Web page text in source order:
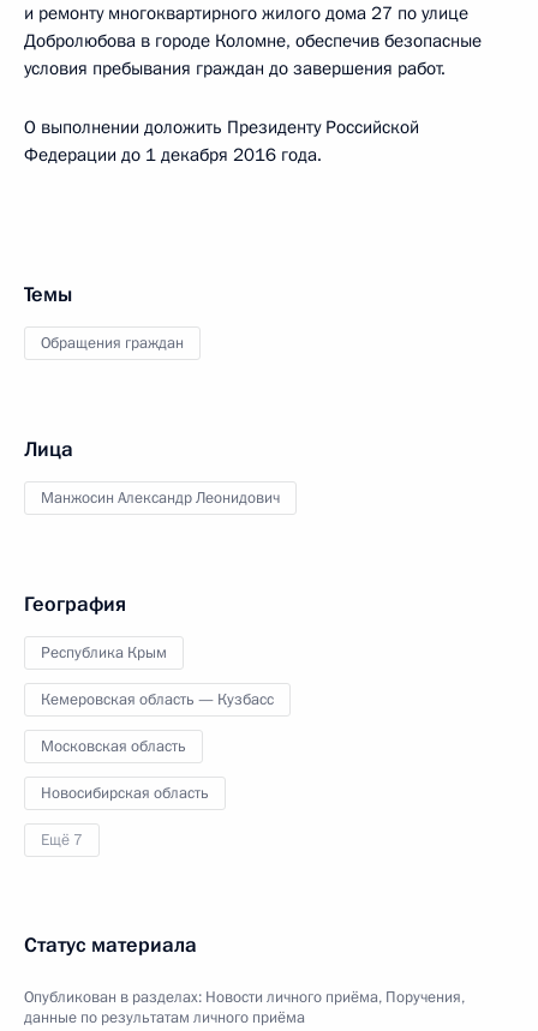
и ремонту многоквартирного жилого дома 27 по улице
Добролюбова в городе Коломне, обеспечив безопасные
условия пребывания граждан до завершения работ.
О выполнении доложить Президенту Российской
Федерации до 1 декабря 2016 года.
Темы
Обращения граждан
Лица
Манжосин Александр Леонидович
География
Республика Крым
Кемеровская область — Кузбасс
Московская область
Новосибирская область
Ещё 7
Статус материала
Опубликован в разделах: Новости личного приёма, Поручения,
данные по результатам личного приёма